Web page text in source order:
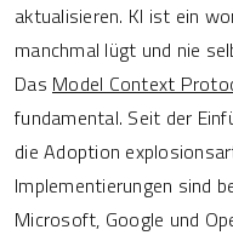
aktualisieren. KI ist ein
manchmal lügt und nie
Das Model Context
fundamental. Seit der
die Adoption
Implementierungen sind
Microsoft, Google und